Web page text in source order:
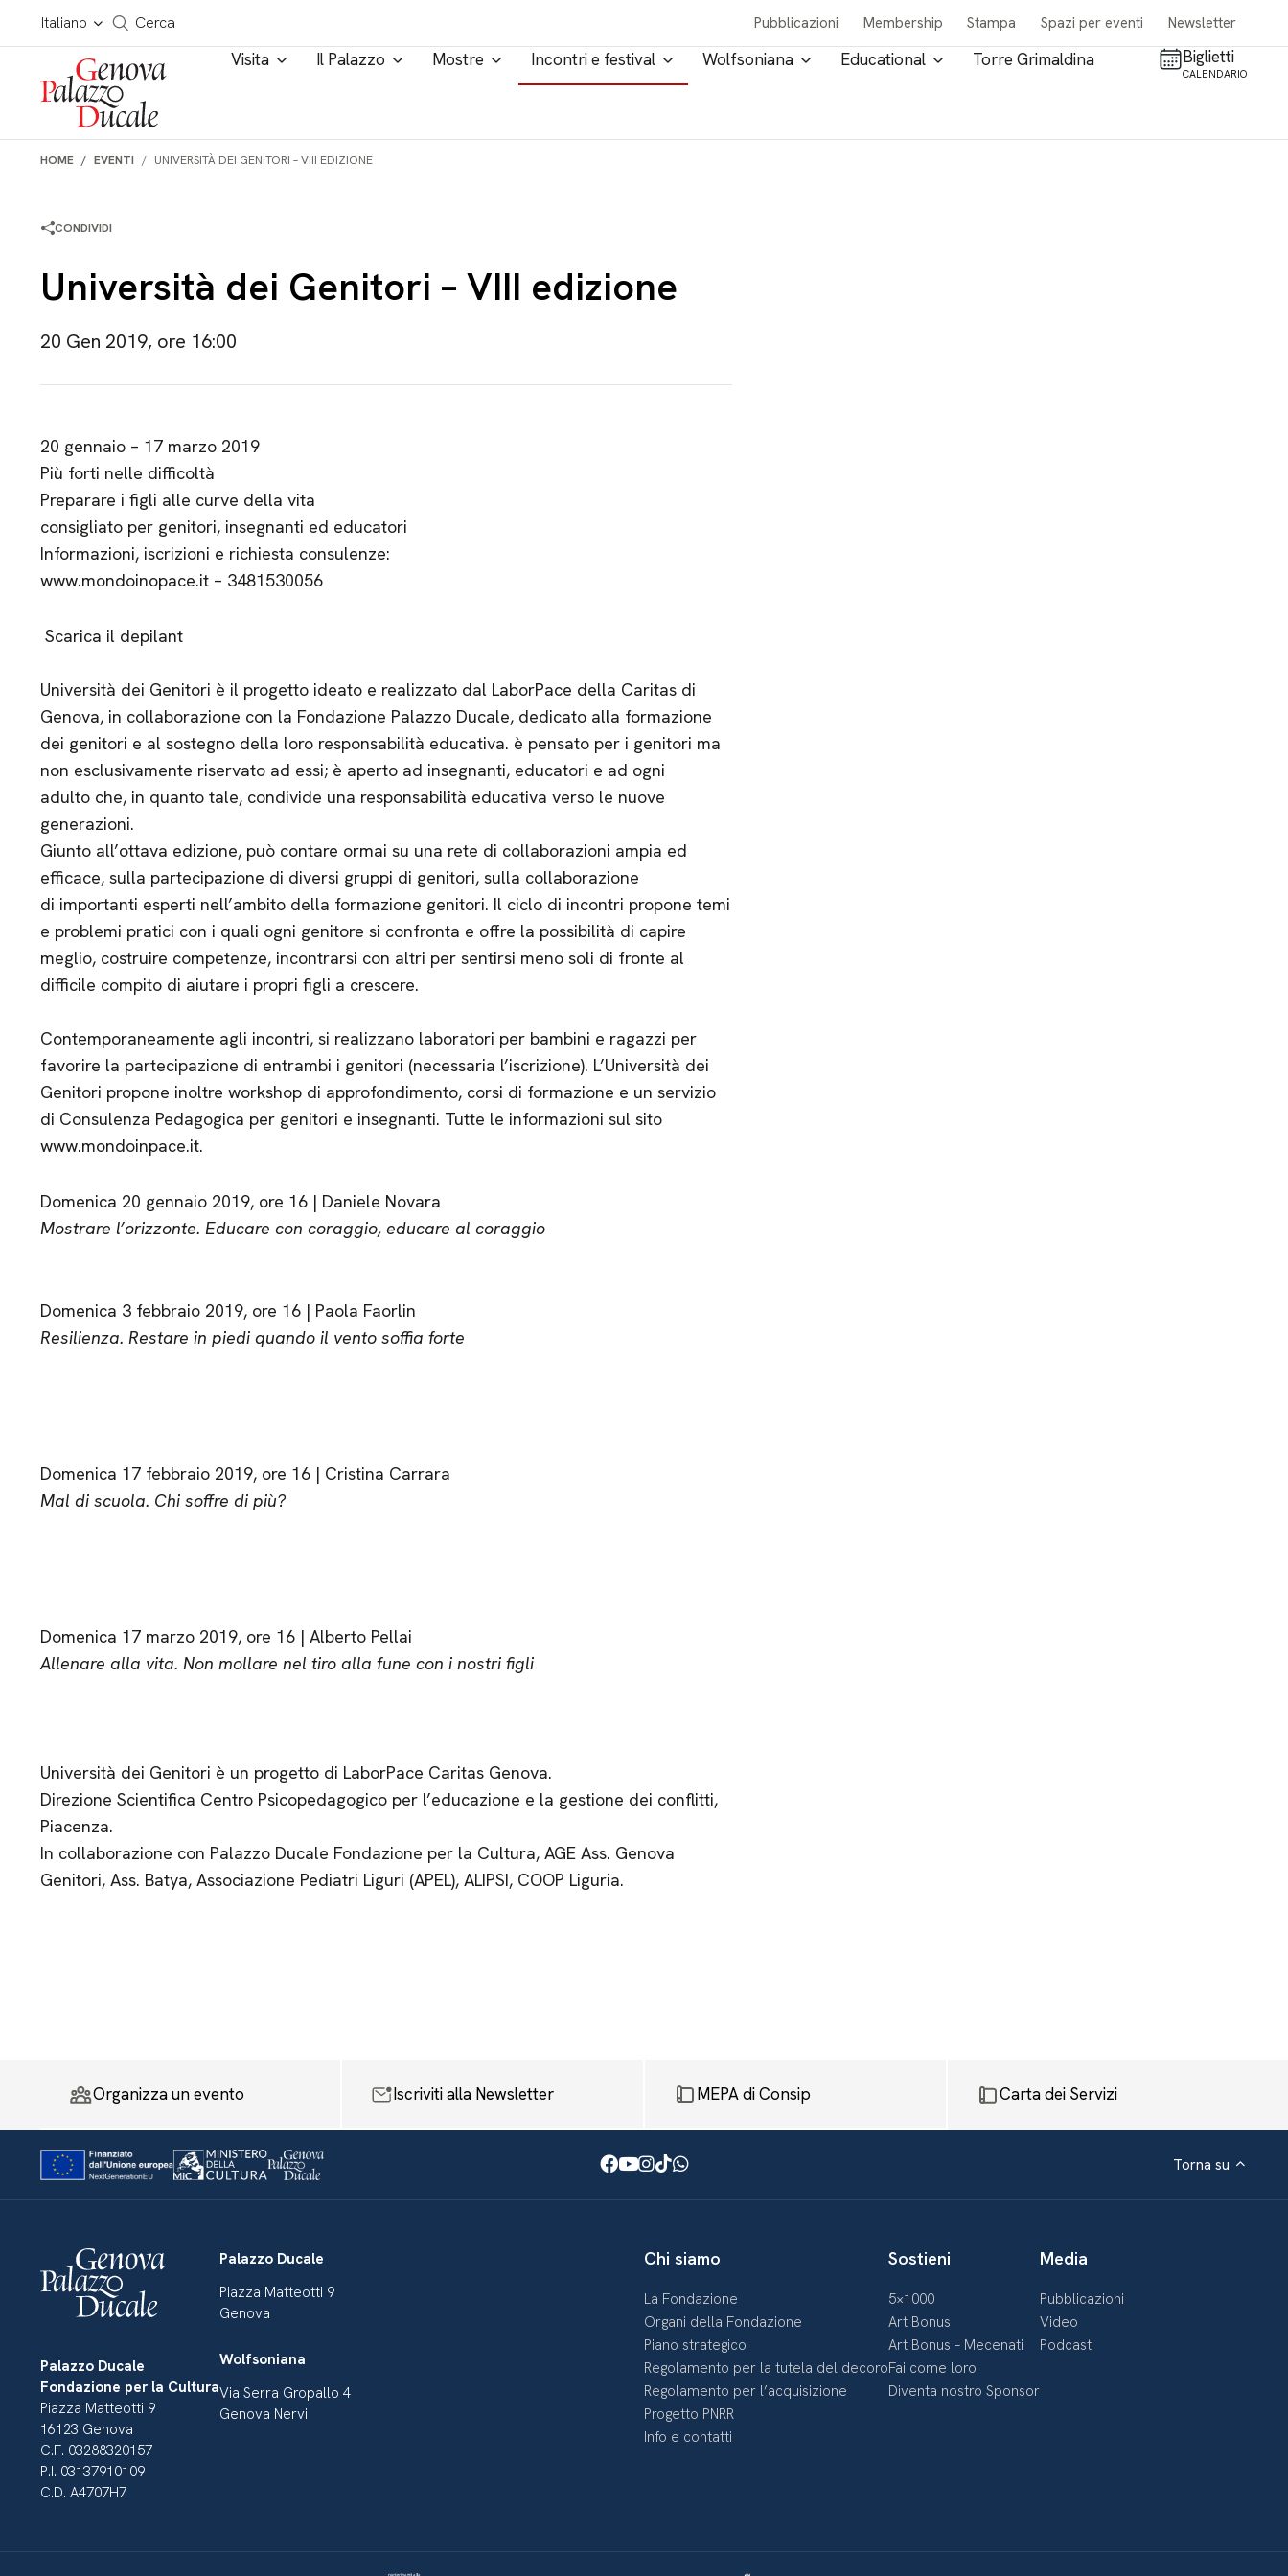
Salta al contenuto
Italiano
Cerca in tutto il sito
Cerca Pubblicazioni Membership Stampa Spazi per eventi Newsletter
Visita Il Palazzo Mostre Incontri e festival Wolfsoniana Educational Torre Grimaldina Biglietti
CALENDARIO
HOME EVENTI UNIVERSITÀ DEI GENITORI – VIII EDIZIONE
CONDIVIDI
Università dei Genitori – VIII edizione
20 Gen 2019, ore 16:00
20 gennaio – 17 marzo 2019
Più forti nelle difficoltà
Preparare i figli alle curve della vita
consigliato per genitori, insegnanti ed educatori
Informazioni, iscrizioni e richiesta consulenze:
www.mondoinopace.it – 3481530056
Scarica il depilant
Università dei Genitori è il progetto ideato e realizzato dal LaborPace della Caritas di
Genova, in collaborazione con la Fondazione Palazzo Ducale, dedicato alla formazione
dei genitori e al sostegno della loro responsabilità educativa. è pensato per i genitori ma
non esclusivamente riservato ad essi; è aperto ad insegnanti, educatori e ad ogni
adulto che, in quanto tale, condivide una responsabilità educativa verso le nuove
generazioni.
Giunto all’ottava edizione, può contare ormai su una rete di collaborazioni ampia ed
efficace, sulla partecipazione di diversi gruppi di genitori, sulla collaborazione
di importanti esperti nell’ambito della formazione genitori. Il ciclo di incontri propone temi
e problemi pratici con i quali ogni genitore si confronta e offre la possibilità di capire
meglio, costruire competenze, incontrarsi con altri per sentirsi meno soli di fronte al
difficile compito di aiutare i propri figli a crescere.
Contemporaneamente agli incontri, si realizzano laboratori per bambini e ragazzi per
favorire la partecipazione di entrambi i genitori (necessaria l’iscrizione). L’Università dei
Genitori propone inoltre workshop di approfondimento, corsi di formazione e un servizio
di Consulenza Pedagogica per genitori e insegnanti. Tutte le informazioni sul sito
www.mondoinpace.it.
Domenica 20 gennaio 2019, ore 16 | Daniele Novara
Mostrare l’orizzonte. Educare con coraggio, educare al coraggio
Domenica 3 febbraio 2019, ore 16 | Paola Faorlin
Resilienza. Restare in piedi quando il vento soffia forte
Domenica 17 febbraio 2019, ore 16 | Cristina Carrara
Mal di scuola. Chi soffre di più?
Domenica 17 marzo 2019, ore 16 | Alberto Pellai
Allenare alla vita. Non mollare nel tiro alla fune con i nostri figli
Università dei Genitori è un progetto di LaborPace Caritas Genova.
Direzione Scientifica Centro Psicopedagogico per l’educazione e la gestione dei conflitti,
Piacenza.
In collaborazione con Palazzo Ducale Fondazione per la Cultura, AGE Ass. Genova
Genitori, Ass. Batya, Associazione Pediatri Liguri (APEL), ALIPSI, COOP Liguria.
Organizza un evento Iscriviti alla Newsletter MEPA di Consip Carta dei Servizi
Facebook
Youtube
Instagram
TikTok
WhatsApp Torna su
Palazzo Ducale
Fondazione per la Cultura
Piazza Matteotti 9
16123 Genova
C.F. 03288320157
P.I. 03137910109
C.D. A4707H7
Palazzo Ducale
Piazza Matteotti 9
Genova
Wolfsoniana
Via Serra Gropallo 4
Genova Nervi
Chi siamo
La Fondazione
Organi della Fondazione
Piano strategico
Regolamento per la tutela del decoro
Regolamento per l’acquisizione
Progetto PNRR
Info e contatti
Sostieni
5×1000
Art Bonus
Art Bonus – Mecenati
Fai come loro
Diventa nostro Sponsor
Media
Pubblicazioni
Video
Podcast